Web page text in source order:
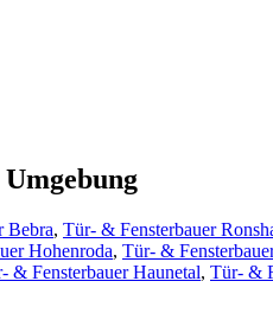
Bebra, Tür- & Fensterbauer
Hohenroda, Tür- &
& Fensterbauer Haunetal, Tür- &